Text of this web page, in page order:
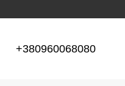
+380960068080